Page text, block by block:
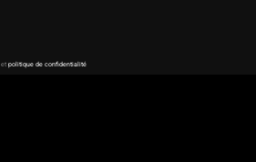
et politique de confidentialité